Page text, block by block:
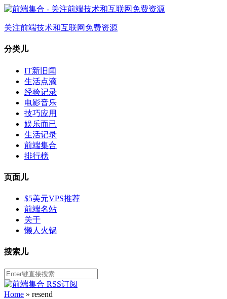
关注前端技术和互联网免费资源
分类儿
IT新旧闻
生活点滴
经验记录
电影音乐
技巧应用
娱乐而已
生活记录
前端集合
排行榜
页面儿
$5美元VPS推荐
前端名站
关于
懒人火锅
搜索儿
Home » resend